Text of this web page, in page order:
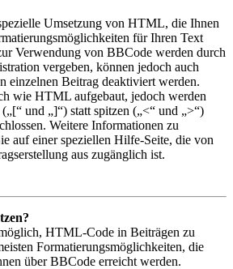
Umsetzung von HTML, die Ihnen
für Ihren Text
Verwendung von BBCode werden durch
vergeben, können jedoch auch
einzelnen Beitrag deaktiviert werden.
wie HTML aufgebaut, jedoch werden
und „]“) statt spitzen („<“ und „>“)
Weitere Informationen zu
auf einer speziellen Hilfe-Seite, die von
aus zugänglich ist.
HTML-Code in Beiträgen zu
Formatierungsmöglichkeiten, die
über BBCode erreicht werden.